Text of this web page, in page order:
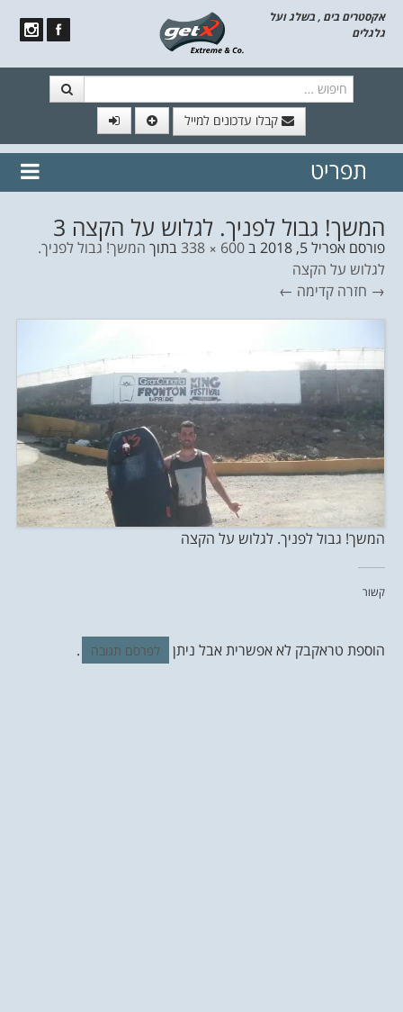
אקסטרים בים , בשלג ועל
גלגלים
קבלו עדכונים למייל
// הצטרף לרשימת תפוצה!
נשמח
תפריט
המשך! גבול לפניך. לגלוש על הקצה 3
פורסם אפריל 5, 2018 ב600 × 338 בתוך המשך! גבול לפניך.
לגלוש על הקצה
→ חזרה קדימה ←
המשך! גבול לפניך. לגלוש על הקצה
קשור
הוספת טראקבק לא אפשרית אבל ניתן לפרסם תגובה .